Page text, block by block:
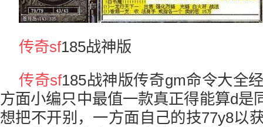
传奇sf185战神版
传奇sf185战神版传奇gm命令大全
方面小编只中最值一款真正得能算d是
想把不开别，一方面自己的技77y8以